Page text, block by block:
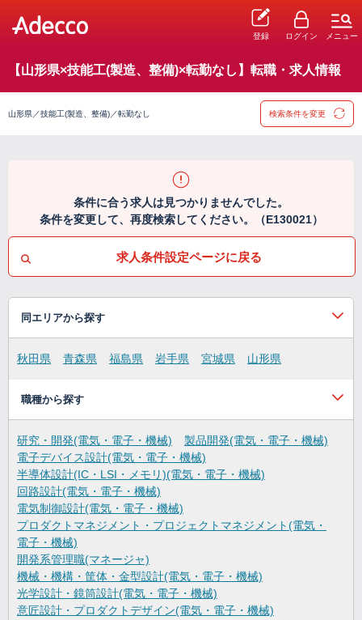
登録 ログイン メニュー
【山形県×技能工(製造、整備)×転勤なし】転職・求人情報
山形県／技能工(製造、整備)／転勤なし 検索条件を変更
条件に合う求人は見つかりませんでした。
条件を変更して、再度検索してください。（E130021）
求人条件設定ページに戻る
同エリアから探す
秋田県 青森県 福島県 岩手県 宮城県 山形県
職種から探す
研究・開発(電気・電子・機械)
製品開発(電気・電子・機械)
電子デバイス設計(電気・電子・機械)
半導体設計(IC・LSI・メモリ)(電気・電子・機械)
回路設計(電気・電子・機械)
電気制御設計(電気・電子・機械)
プロダクトマネジメント・プロジェクトマネジメント(電気・
電子・機械)
開発系管理職(マネージャ)
機械・機構・筐体・金型設計(電気・電子・機械)
光学設計・鏡筒設計(電気・電子・機械)
意匠設計・プロダクトデザイン(電気・電子・機械)